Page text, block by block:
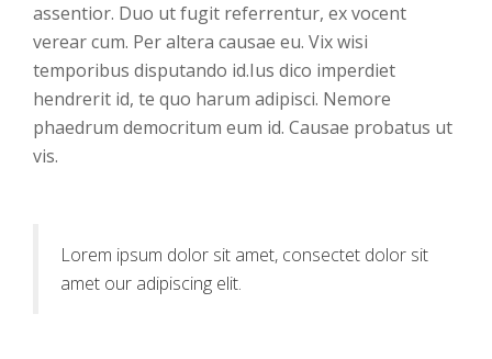
assentior. Duo ut fugit referrentur, ex vocent
verear cum. Per altera causae eu. Vix wisi
temporibus disputando id.Ius dico imperdiet
hendrerit id, te quo harum adipisci. Nemore
phaedrum democritum eum id. Causae probatus ut
vis.
Lorem ipsum dolor sit amet, consectet dolor sit
amet our adipiscing elit.